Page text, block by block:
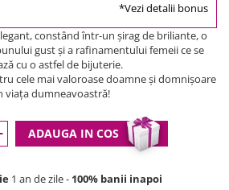
*Vezi detalii bonus
constând într-un şirag de briliante, o
gust şi a rafinamentului femeii ce se
cu o astfel de bijuterie.
cele mai valoroase doamne şi domnişoare
viaţa dumneavoastră!
ADAUGA IN COS
1 an de zile - 100% banii inapoi